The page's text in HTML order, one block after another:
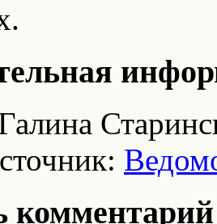
комментарий